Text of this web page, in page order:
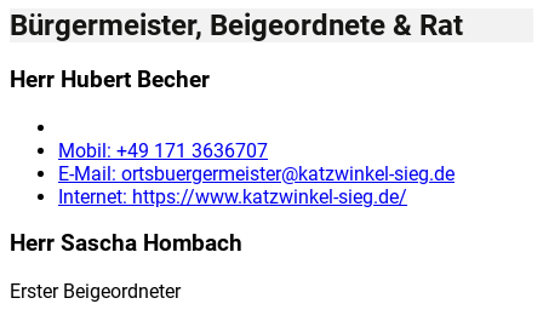
Bürgermeister, Beigeordnete & Rat
Herr Hubert Becher
Mobil: +49 171 3636707
E-Mail: ortsbuergermeister@katzwinkel-sieg.de
Internet: https://www.katzwinkel-sieg.de/
Herr Sascha Hombach
Erster Beigeordneter